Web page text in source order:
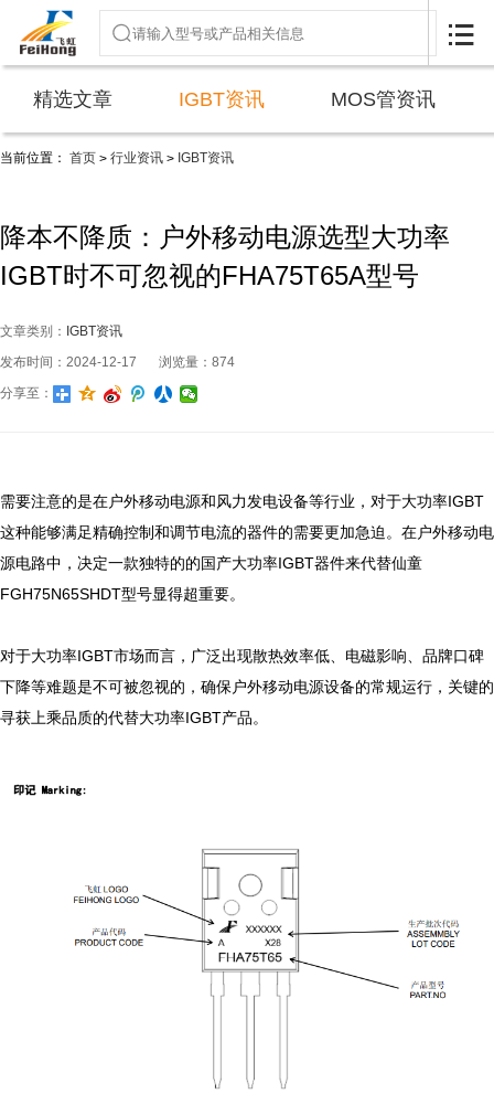

精选文章 IGBT资讯 MOS管资讯
当前位置： 首页 > 行业资讯 > IGBT资讯
降本不降质：户外移动电源选型大功率
IGBT时不可忽视的FHA75T65A型号
文章类别： IGBT资讯
发布时间：2024-12-17
浏览量：874
分享至：
需要注意的是在户外移动电源和风力发电设备等行业，对于大功率IGBT
这种能够满足精确控制和调节电流的器件的需要更加急迫。在户外移动电
源电路中，决定一款独特的的国产大功率IGBT器件来代替仙童
FGH75N65SHDT型号显得超重要。
对于大功率IGBT市场而言，广泛出现散热效率低、电磁影响、品牌口碑
下降等难题是不可被忽视的，确保户外移动电源设备的常规运行，关键的
寻获上乘品质的代替大功率IGBT产品。